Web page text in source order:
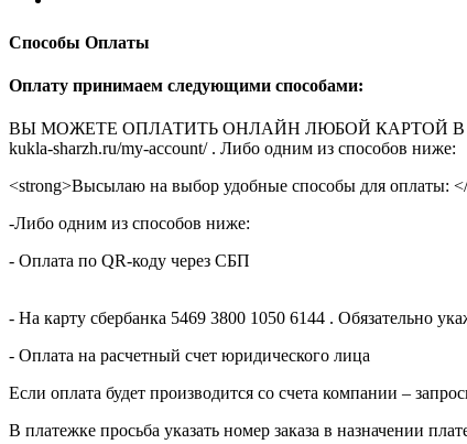
Способы Оплаты
Оплату принимаем следующими способами:
ВЫ МОЖЕТЕ ОПЛАТИТЬ ОНЛАЙН ЛЮБОЙ КАРТОЙ В ЛИЧНОМ
kukla-sharzh.ru/my-account/ . Либо одним из способов ниже:
<strong>Высылаю на выбор удобные способы для оплаты:
-Либо одним из способов ниже:
- Оплата по QR-коду через СБП
- На карту сбербанка 5469 3800 1050 6144 . Обязательно
- Оплата на расчетный счет юридического лица
Если оплата будет производится со счета компании –
В платежке просьба указать номер заказа в назначении